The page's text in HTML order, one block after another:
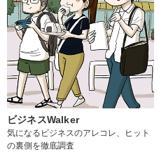
ビジネスWalker
気になるビジネスのアレコレ、ヒット
の裏側を徹底調査